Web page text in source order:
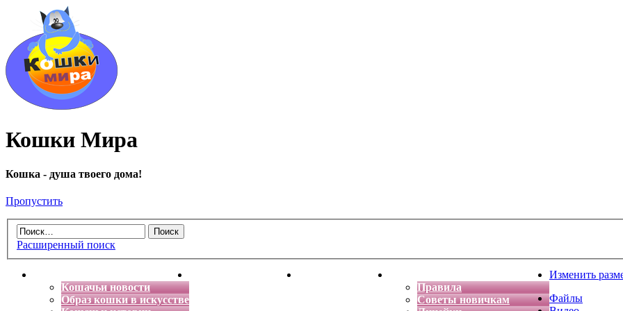
Кошки Мира
Кошка - душа твоего дома!
Пропустить
Расширенный поиск
Кошачьи новости
Образ кошки в искусстве
Энциклопедия кошек Детская фантазия
Правила
Советы новичкам
Изменить
Файлы